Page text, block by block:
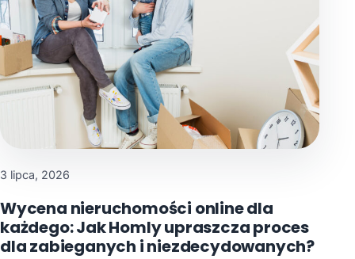
3 lipca, 2026
Wycena nieruchomości online dla
każdego: Jak Homly upraszcza proces
dla zabieganych i niezdecydowanych?